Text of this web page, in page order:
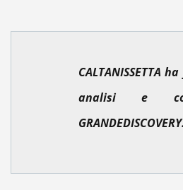
CALTANISSETTA
analisi e